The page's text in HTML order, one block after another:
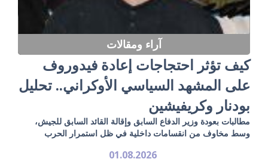
آراء ومقالات
كيف تؤثر احتجاجات إعادة فيدوروف
على المشهد السياسي الأوكراني.. تحليل
بودنار وكريفيشين
مطالبات بعودة وزير الدفاع السابق وإقالة القائد السابق للجيش،
وسط مخاوف من انقسامات داخلية في ظل استمرار الحرب
01.08.2026